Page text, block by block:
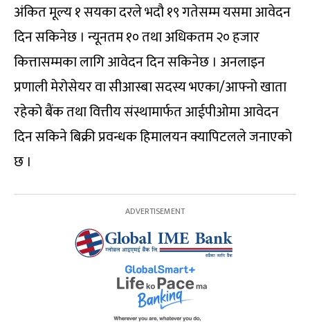
अंकित मूल्य १ सयका दरले भदौ १९ गतेसम्म यसमा आवेदन
दिन सकिनेछ । न्यूनतम १० तथा अधिकतम २० हजार
कित्तासम्मका लागि आवेदन दिन सकिनेछ । अनलाइन
प्रणाली मेरोसेयर वा सीआस्बा सदस्य भएका/आफ्नो खाता
रहेको बैंक तथा वित्तीय संस्थामार्फत आईपीओमा आवेदन
दिन सकिने बिक्री प्रवन्धक हिमालयन क्यापिटलले जनाएको
छ ।